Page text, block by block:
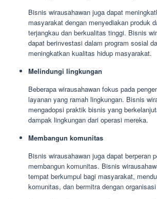
Bisnis wirausahawan juga dapat
masyarakat dengan menyediakan produk
terjangkau dan berkualitas tinggi. Bisnis
dapat berinvestasi dalam program sosial
meningkatkan kualitas hidup masyarakat.
Melindungi lingkungan
Beberapa wirausahawan fokus pada
layanan yang ramah lingkungan. Bisnis
mengadopsi praktik bisnis yang
dampak lingkungan dari operasi mereka.
Membangun komunitas
Bisnis wirausahawan juga dapat berperan
membangun komunitas. Bisnis
tempat berkumpul bagi masyarakat,
komunitas, dan bermitra dengan